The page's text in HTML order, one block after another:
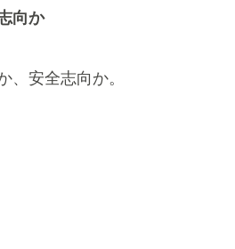
向か
、安全志向か。